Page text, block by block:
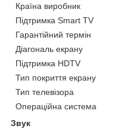
Країна виробник
Підтримка Smart TV
Гарантійний термін
Діагональ екрану
Підтримка HDTV
Тип покриття екрану
Тип телевізора
Операційна система
Звук